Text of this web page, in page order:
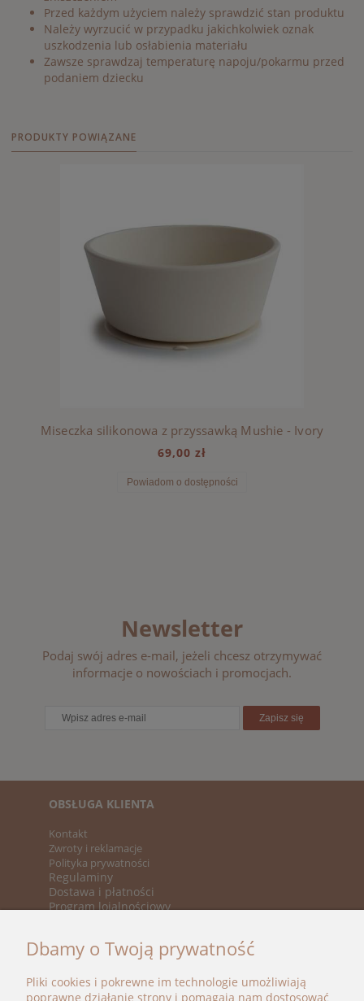
Przed każdym użyciem należy sprawdzić stan produktu
Należy wyrzucić w przypadku jakichkolwiek oznak
uszkodzenia lub osłabienia materiału
Zawsze sprawdzaj temperaturę napoju/pokarmu przed
podaniem dziecku
PRODUKTY POWIĄZANE
Miseczka silikonowa z przyssawką Mushie - Ivory
69,00 zł
Powiadom o dostępności
Newsletter
Podaj swój adres e-mail, jeżeli chcesz otrzymywać
informacje o nowościach i promocjach.
Zapisz się
OBSŁUGA KLIENTA
Kontakt
Zwroty i reklamacje
Polityka prywatności
Regulaminy
Dostawa i płatności
Program lojalnościowy
Promocje
Marki
Dbamy o Twoją prywatność
Pliki cookies i pokrewne im technologie umożliwiają
poprawne działanie strony i pomagają nam dostosować